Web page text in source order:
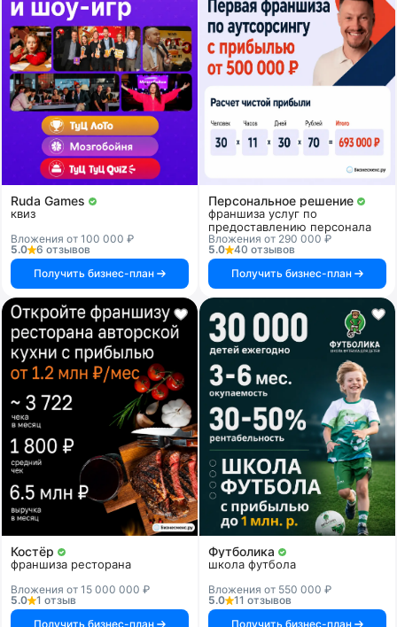
Ruda Games
квиз
Вложения от 100 000 ₽
5.0
6 отзывов
Получить бизнес-план
Персональное решение
франшиза услуг по
предоставлению персонала
Вложения от 290 000 ₽
5.0
40 отзывов
Получить бизнес-план
Костёр
франшиза ресторана
Вложения от 15 000 000 ₽
5.0
1 отзыв
Получить бизнес-план
Футболика
школа футбола
Вложения от 550 000 ₽
5.0
11 отзывов
Получить бизнес-план